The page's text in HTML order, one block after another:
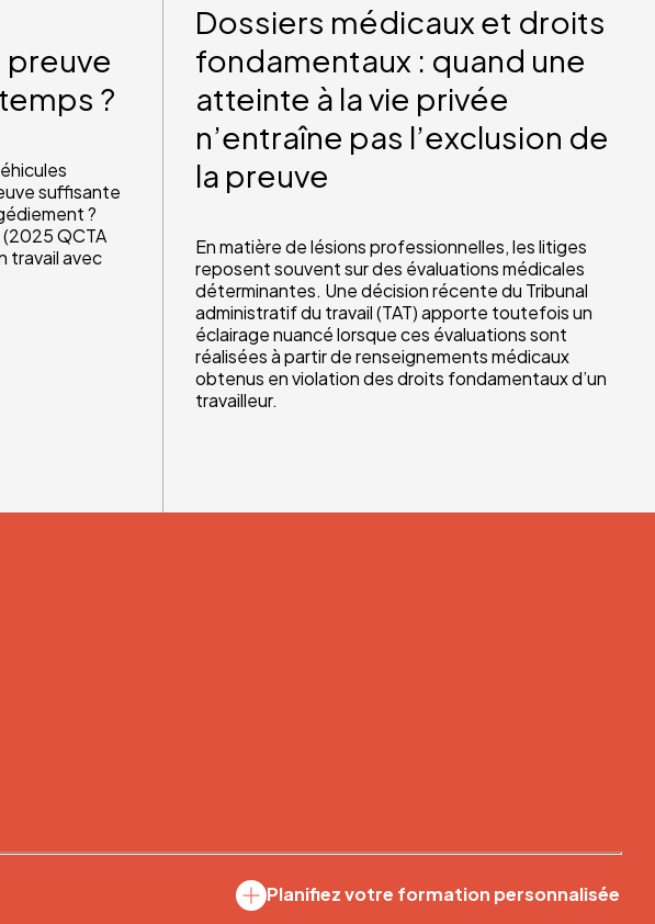
?
suffisante
?
(2025 QCTA
travail avec
Dossiers médicaux et droits
fondamentaux : quand une
atteinte à la vie privée
n’entraîne pas l’exclusion de
la preuve
En matière de lésions professionnelles, les litiges
reposent souvent sur des évaluations médicales
déterminantes. Une décision récente du Tribunal
administratif du travail (TAT) apporte toutefois un
éclairage nuancé lorsque ces évaluations sont
réalisées à partir de renseignements médicaux
obtenus en violation des droits fondamentaux d’un
travailleur.
Planifiez votre formation personnalisée